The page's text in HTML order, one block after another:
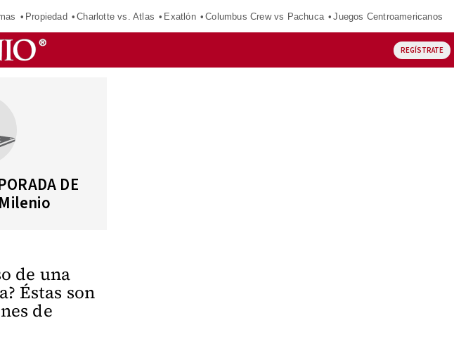
Propiedad Charlotte vs. Atlas Exatlón Columbus Crew vs Pachuca Juegos Centroamericanos
REGÍSTRATE
DE
de una
Éstas son
de